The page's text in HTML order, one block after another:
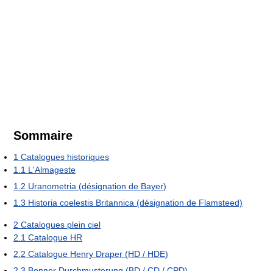
Sommaire
1 Catalogues historiques
1.1 L'Almageste
1.2 Uranometria (désignation de Bayer)
1.3 Historia coelestis Britannica (désignation de Flamsteed)
2 Catalogues plein ciel
2.1 Catalogue HR
2.2 Catalogue Henry Draper (HD / HDE)